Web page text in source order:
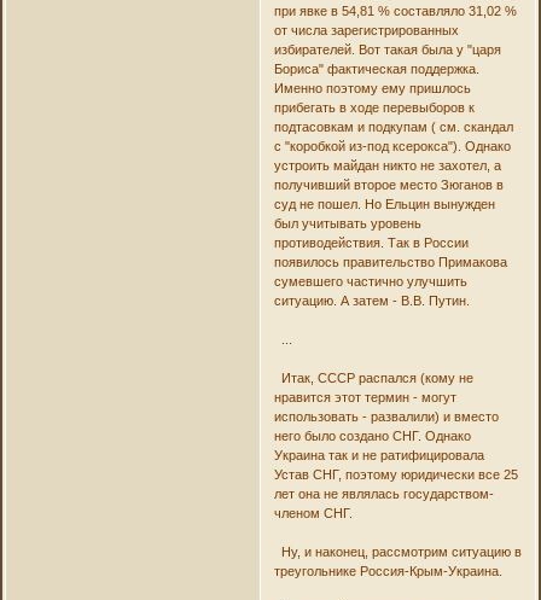
при явке в 54,81 % составляло 31,02 %
от числа зарегистрированных
избирателей. Вот такая была у "царя
Бориса" фактическая поддержка.
Именно поэтому ему пришлось
прибегать в ходе перевыборов к
подтасовкам и подкупам ( см. скандал
с "коробкой из-под ксерокса"). Однако
устроить майдан никто не захотел, а
получивший второе место Зюганов в
суд не пошел. Но Ельцин вынужден
был учитывать уровень
противодействия. Так в России
появилось правительство Примакова
сумевшего частично улучшить
ситуацию. А затем - В.В. Путин.
Итак, СССР распался (кому не
нравится этот термин - могут
использовать - развалили) и вместо
него было создано СНГ. Однако
Украина так и не ратифицировала
Устав СНГ, поэтому юридически все 25
лет она не являлась государством-
членом СНГ.
Ну, и наконец, рассмотрим ситуацию в
треугольнике Россия-Крым-Украина.